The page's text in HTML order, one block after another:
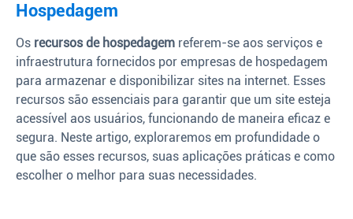
Hospedagem
Os recursos de hospedagem referem-se aos serviços e
infraestrutura fornecidos por empresas de hospedagem
para armazenar e disponibilizar sites na internet. Esses
recursos são essenciais para garantir que um site esteja
acessível aos usuários, funcionando de maneira eficaz e
segura. Neste artigo, exploraremos em profundidade o
que são esses recursos, suas aplicações práticas e como
escolher o melhor para suas necessidades.